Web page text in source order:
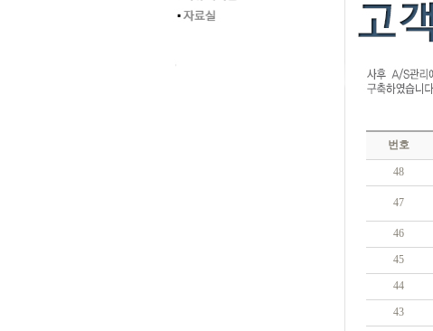
번호
48
47
46
45
44
43